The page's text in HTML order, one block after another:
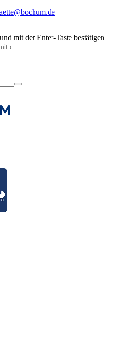
mit der Enter-Taste bestätigen